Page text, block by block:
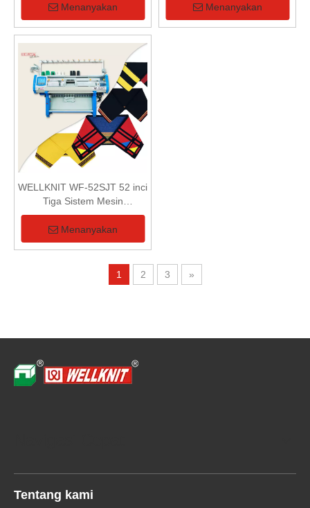
Jacquard Collar
Menanyakan
Tunggal 52 inci
Menanyakan
WELLKNIT WF-52SJT 52 inci
Tiga Sistem Mesin
Sepenuhnya Jacquard Collar
Menanyakan
1 2 3 »
Tentang kami